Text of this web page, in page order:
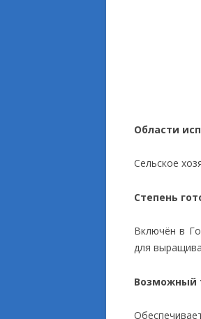
Области
Сельское
Степень
Включён в
для
Возможный